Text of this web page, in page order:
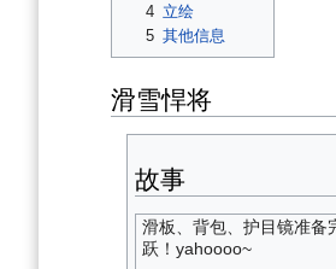
4 立绘
5 其他信息
滑雪悍将
故事
滑板、背包、护目镜准备
跃！yahoooo~